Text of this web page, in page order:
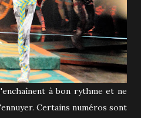
à bon rythme et ne
Certains numéros sont